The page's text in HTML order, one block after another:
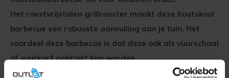
Het roestvrijstalen grillrooster maakt deze houtskool
barbecue een robuuste aanvulling aan je tuin. Het
voordeel deze barbecue is dat deze ook als vuurschaal
of vuurkorf gebruikt kan worden.
Deze houtskoolbarbecue heeft een asopvangbak zo